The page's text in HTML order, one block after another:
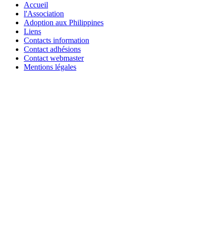
Accueil
l'Association
Adoption aux Philippines
Liens
Contacts information
Contact adhésions
Contact webmaster
Mentions légales